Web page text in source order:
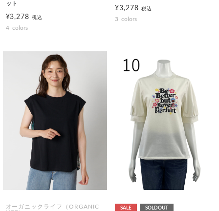
ット
¥3,278税込
4 colors
¥3,278 税込
3 colors
オーガニックライフ（ORGANIC
SALE SOLDOUT